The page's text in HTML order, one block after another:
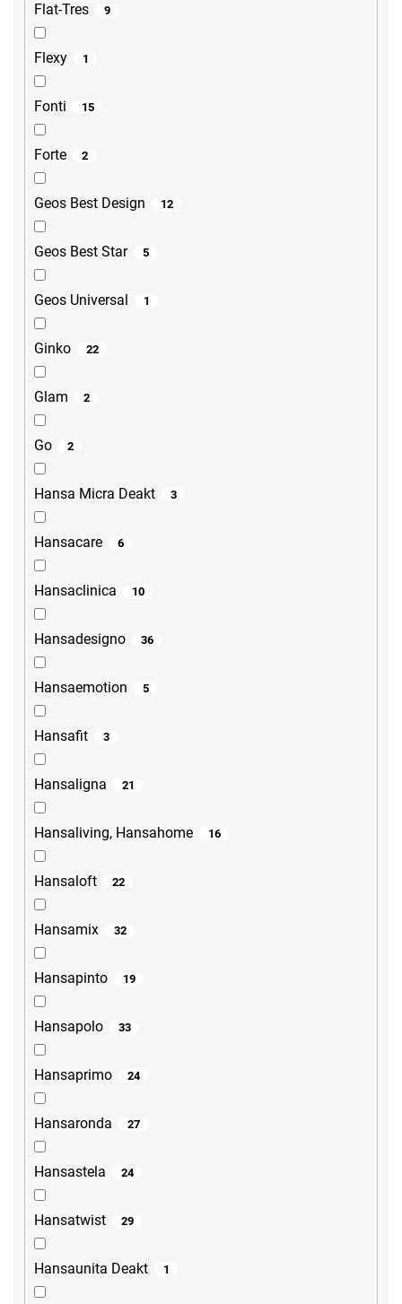
Flat-Tres 9
Flexy 1
Fonti 15
Forte 2
Geos Best Design 12
Geos Best Star 5
Geos Universal 1
Ginko 22
Glam 2
Go 2
Hansa Micra Deakt 3
Hansacare 6
Hansaclinica 10
Hansadesigno 36
Hansaemotion 5
Hansafit 3
Hansaligna 21
Hansaliving, Hansahome 16
Hansaloft 22
Hansamix 32
Hansapinto 19
Hansapolo 33
Hansaprimo 24
Hansaronda 27
Hansastela 24
Hansatwist 29
Hansaunita Deakt 1